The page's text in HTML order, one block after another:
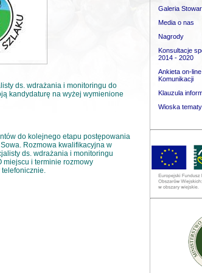
ds. wdrażania i monitoringu do
kandydaturę na wyżej wymienione
do kolejnego etapu postępowania
Rozmowa kwalifikacyjna w
ds. wdrażania i monitoringu
miejscu i terminie rozmowy
Galeria
Media o nas
Nagrody
Konsultacje
2014 - 2020
Ankieta on-
Komunikacji
Klauzula
Wioska